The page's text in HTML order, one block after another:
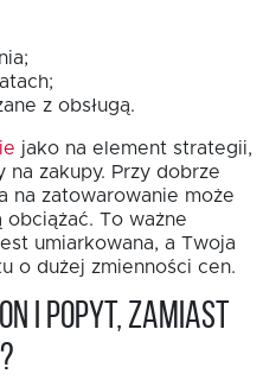
z obsługą.
jako na element strategii,
na zakupy. Przy dobrze
na zatowarowanie może
obciążać. To ważne
umiarkowana, a Twoja
o dużej zmienności cen.
i popyt, zamiast